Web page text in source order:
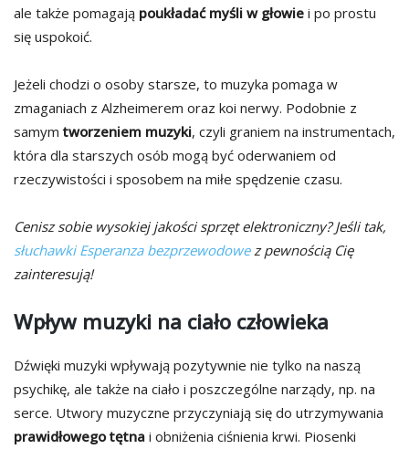
ale także pomagają poukładać myśli w głowie i po prostu
się uspokoić.
Jeżeli chodzi o osoby starsze, to muzyka pomaga w
zmaganiach z Alzheimerem oraz koi nerwy. Podobnie z
samymtworzeniem muzyki, czyli graniem na instrumentach,
która dla starszych osób mogą być oderwaniem od
rzeczywistości i sposobem na miłe spędzenie czasu.
Cenisz sobie wysokiej jakości sprzęt elektroniczny? Jeśli tak,
słuchawki Esperanza bezprzewodowez pewnością Cię
zainteresują!
Wpływ muzyki na ciało człowieka
Dźwięki muzyki wpływają pozytywnie nie tylko na naszą
psychikę, ale także na ciało i poszczególne narządy, np. na
serce. Utwory muzyczne przyczyniają się do utrzymywania
prawidłowego tętna i obniżenia ciśnienia krwi. Piosenki